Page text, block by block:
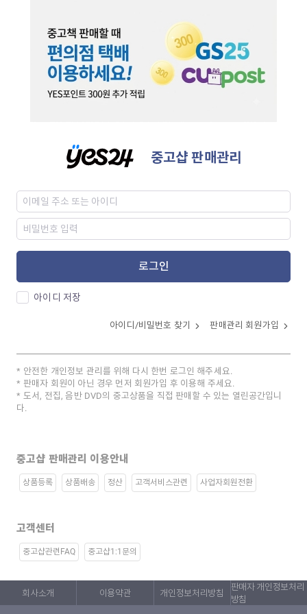
중고샵 판매관리
로그인
아이디 저장
아이디/비밀번호 찾기 판매관리 회원가입
안전한 개인정보 관리를 위해 다시 한번 로그인 해주세요.
판매자 회원이 아닌 경우 먼저 회원가입 후 이용해 주세요.
도서, 전집, 음반 DVD의 중고상품을 직접 판매할 수 있는 열린공간입니
다.
중고샵 판매관리 이용안내
상품등록 상품배송 정산 고객서비스관련 사업자회원전환
고객센터
중고샵관련FAQ 중고샵1:1문의
회사소개 이용약관 개인정보처리방침
판매자 개인정보처리
방침